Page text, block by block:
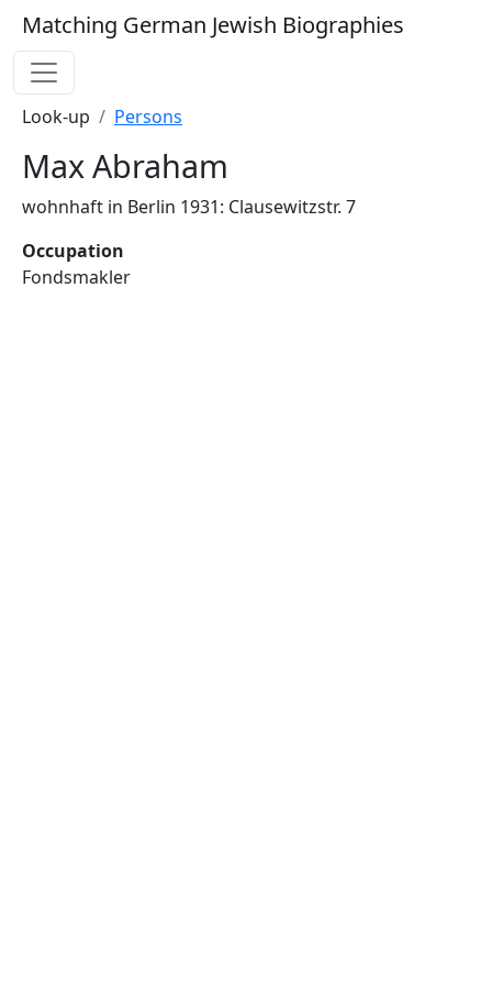
Matching German Jewish Biographies
Look-up Persons
Max Abraham
wohnhaft in Berlin 1931: Clausewitzstr. 7
Occupation
Fondsmakler